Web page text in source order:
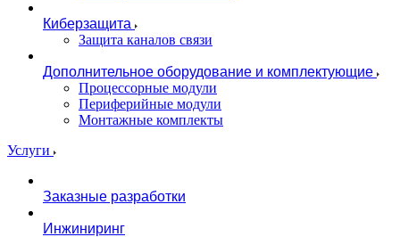
Киберзащита
Защита каналов связи
Дополнительное оборудование и комплектующие
Процессорные модули
Периферийные модули
Монтажные комплекты
Услуги
Заказные разработки
Инжиниринг